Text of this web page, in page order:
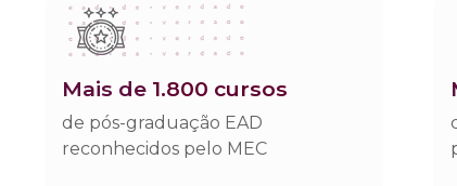
mais de 1.800 cursos
de pós-graduação EAD
reconhecidos pelo MEC